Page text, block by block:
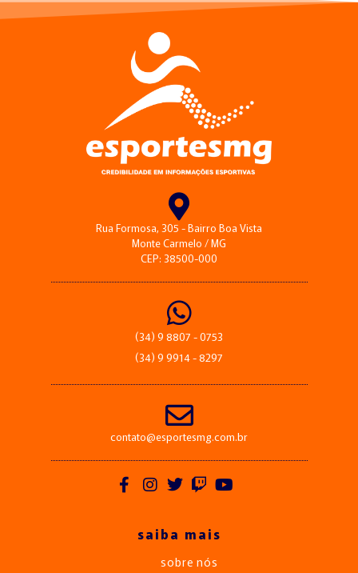
Rua Formosa, 305 - Bairro Boa Vista
Monte Carmelo / MG
CEP: 38500-000
(34) 9 8807 - 0753
(34) 9 9914 - 8297
contato@esportesmg.com.br
saiba mais
sobre nós